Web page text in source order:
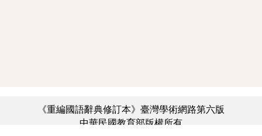
《重編國語辭典修訂本》臺灣學術網路第六版
中華民國教育部版權所有